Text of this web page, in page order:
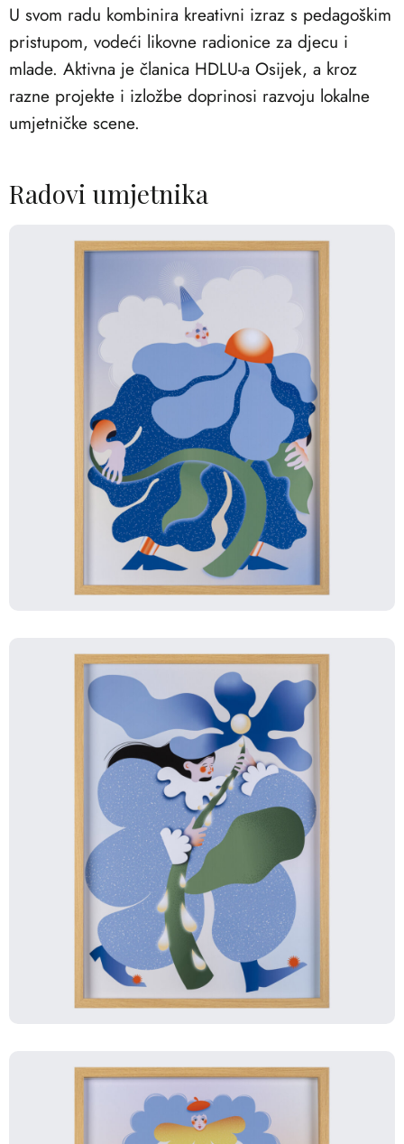
U svom radu kombinira kreativni izraz s pedagoškim
pristupom, vodeći likovne radionice za djecu i
mlade. Aktivna je članica HDLU-a Osijek, a kroz
razne projekte i izložbe doprinosi razvoju lokalne
umjetničke scene.
Radovi umjetnika